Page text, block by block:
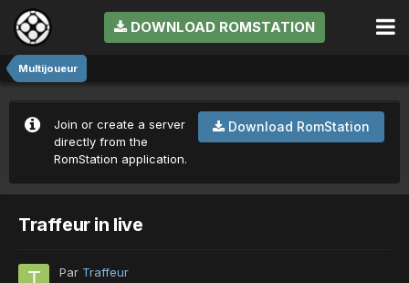
DOWNLOAD ROMSTATION
Multijoueur
Download RomStation
Join or create a server
directly from the
RomStation application.
Traffeur in live
Par Traffeur